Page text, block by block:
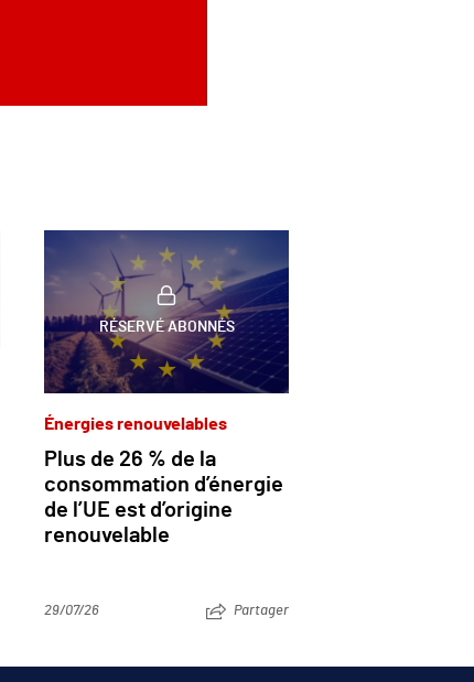
RÉSERVÉ ABONNÉS
Énergies renouvelables
Plus de 26 % de la
consommation d’énergie
de l’UE est d’origine
renouvelable
29/07/26 Partager